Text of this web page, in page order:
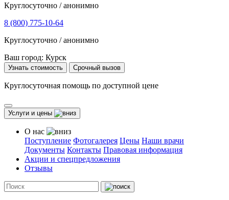
Круглосуточно / анонимно
8 (800) 775-10-64
Круглосуточно / анонимно
Ваш город: Курск
Узнать стоимость Срочный вызов
Круглосуточная помощь по доступной цене
Услуги и цены
О нас
Поступление Фотогалерея Цены Наши врачи
Документы Контакты Правовая информация
Акции и спецпредложения
Отзывы